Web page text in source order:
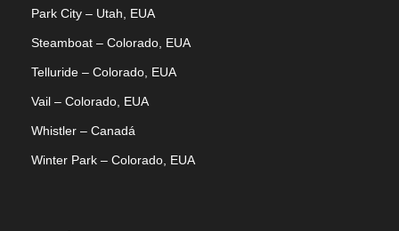
Park City – Utah, EUA
Steamboat – Colorado, EUA
Telluride – Colorado, EUA
Vail – Colorado, EUA
Whistler – Canadá
Winter Park – Colorado, EUA